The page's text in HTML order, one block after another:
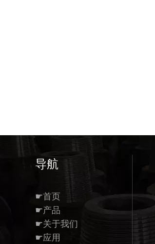
导航
☛首页
☛产品
☛关于我们
☛应用